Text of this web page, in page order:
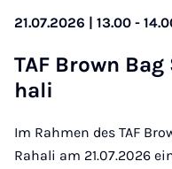
21.07.2026 | 13.00 -
TAF Brown
ha­li
Im Rahmen des TAF
Rahali am 21.07.2026